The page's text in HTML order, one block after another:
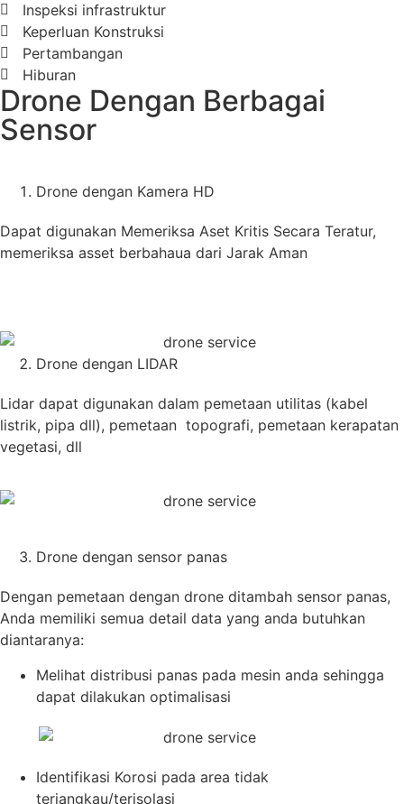
Inspeksi infrastruktur
Keperluan Konstruksi
Pertambangan
Hiburan
Drone Dengan Berbagai
Sensor
Drone dengan Kamera HD
Dapat digunakan Memeriksa Aset Kritis Secara Teratur,
memeriksa asset berbahaua dari Jarak Aman
Drone dengan LIDAR
Lidar dapat digunakan dalam pemetaan utilitas (kabel
listrik, pipa dll), pemetaan topografi, pemetaan kerapatan
vegetasi, dll
Drone dengan sensor panas
Dengan pemetaan dengan drone ditambah sensor panas,
Anda memiliki semua detail data yang anda butuhkan
diantaranya:
Melihat distribusi panas pada mesin anda sehingga
dapat dilakukan optimalisasi
Identifikasi Korosi pada area tidak
terjangkau/terisolasi